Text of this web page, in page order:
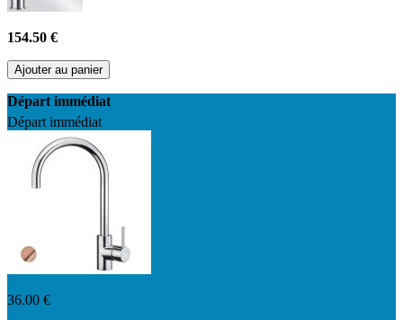
154.50 €
Ajouter au panier
Départ immédiat
Départ immédiat
36.00 €